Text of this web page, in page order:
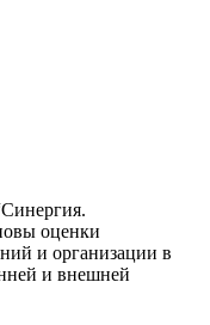
оценки
и организации в
и внешней